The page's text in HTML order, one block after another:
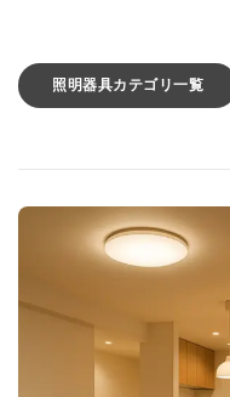
照明器具カテゴリ一覧